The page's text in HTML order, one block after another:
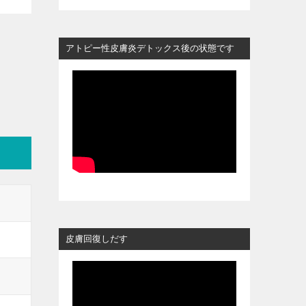
アトピー性皮膚炎デトックス後の状態です
皮膚回復しだす